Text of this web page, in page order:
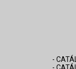
-
-